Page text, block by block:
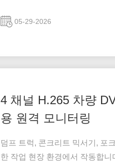
있습니다. 캔디의 지능형 건설
05-29-2026
4 채널 H.265 차량
용 원격 모니터링
덤프 트럭, 콘크리트 믹서기, 포
한 작업 현장 환경에서 작동합